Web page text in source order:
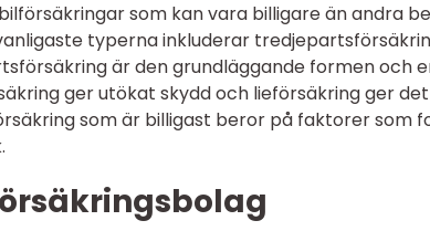
som kan vara billigare än andra
typerna inkluderar
är den grundläggande formen och
ger utökat skydd och lieförsäkring ger
som är billigast beror på faktorer som